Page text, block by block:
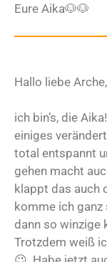
Eure Aika🐶🐶
Hallo liebe Arche,
ich bin’s, die
einiges
total entspannt
gehen macht
klappt das auch
komme ich
dann so winzige
Trotzdem weiß